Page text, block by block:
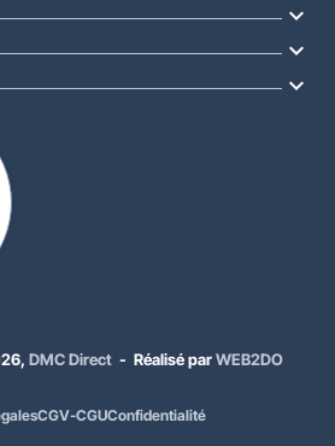



DMC Direct - Réalisé parWEB2DO
CGV-CGUConfidentialité